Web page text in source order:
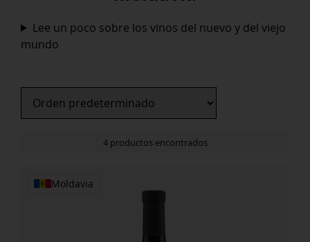
Lee un poco sobre los vinos del nuevo y del viejo
mundo
4 productos encontrados
Moldavia